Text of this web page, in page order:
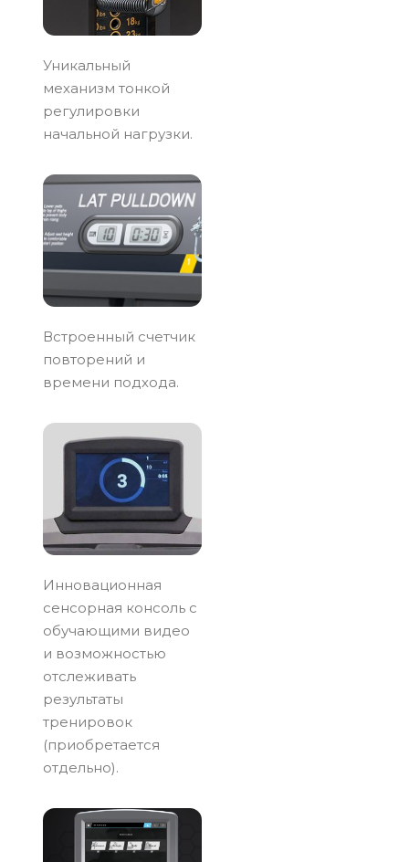
Уникальный
механизм тонкой
регулировки
начальной нагрузки.
Встроенный счетчик
повторений и
времени подхода.
Инновационная
сенсорная консоль с
обучающими видео
и возможностью
отслеживать
результаты
тренировок
(приобретается
отдельно).